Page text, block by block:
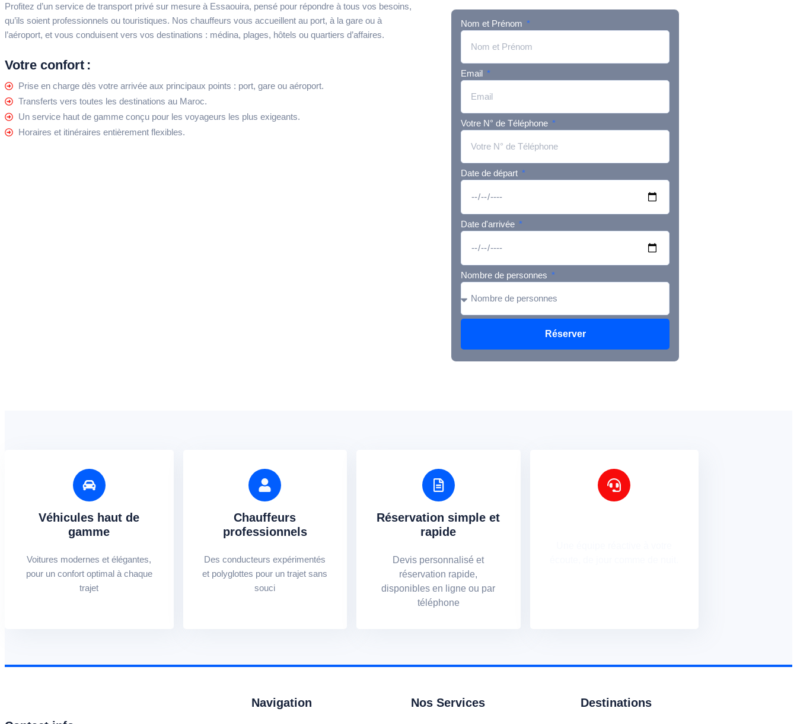
Profitez d’un service de transport privé sur mesure à Essaouira, pensé pour répondre à tous vos besoins,
qu’ils soient professionnels ou touristiques. Nos chauffeurs vous accueillent au port, à la gare ou à
l’aéroport, et vous conduisent vers vos destinations : médina, plages, hôtels ou quartiers d’affaires.
Votre confort :
Prise en charge dès votre arrivée aux principaux points : port, gare ou aéroport.
Transferts vers toutes les destinations au Maroc.
Un service haut de gamme conçu pour les voyageurs les plus exigeants.
Horaires et itinéraires entièrement flexibles.
Nom et Prénom
Email
Votre N° de Téléphone
Date de départ
Date d'arrivée
Nombre de personnes
Réserver
Véhicules haut de
gamme
Voitures modernes et élégantes,
pour un confort optimal à chaque
trajet
Chauffeurs
professionnels
Des conducteurs expérimentés
et polyglottes pour un trajet sans
souci
Réservation simple et
rapide
Devis personnalisé et
réservation rapide,
disponibles en ligne ou par
téléphone
Navigation Nos Services Destinations